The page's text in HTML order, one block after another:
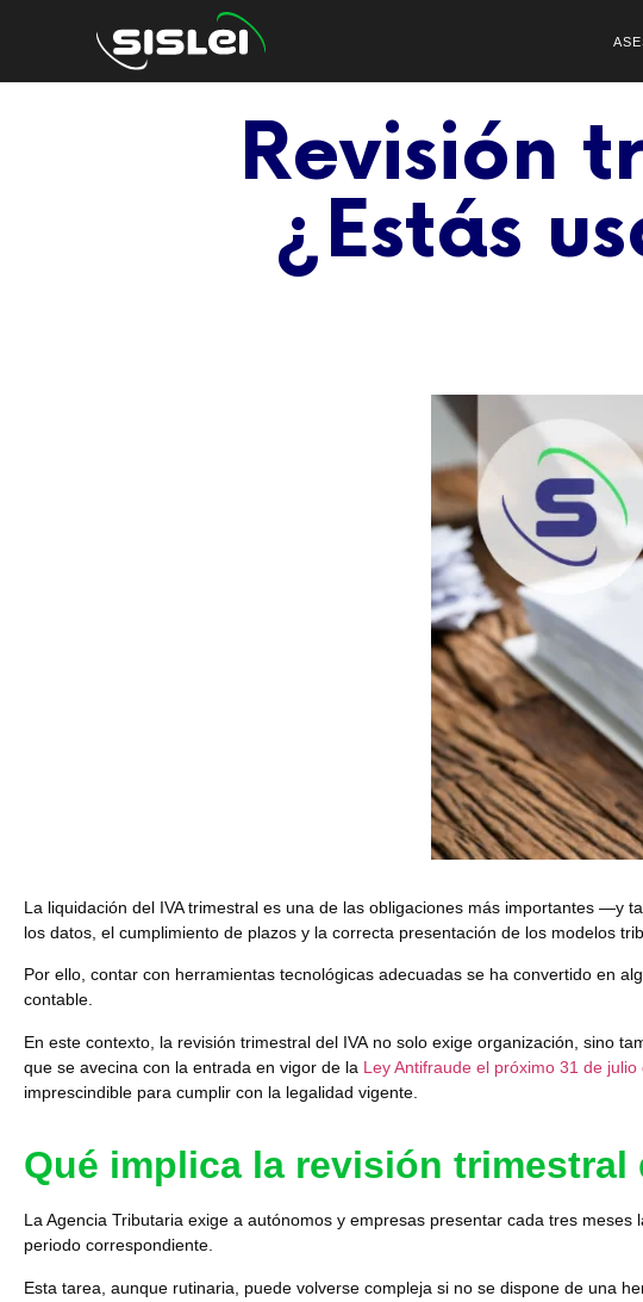
Revisión
¿Estás
La liquidación del IVA trimestral es una de las obligaciones más importantes
los datos, el cumplimiento de plazos y la correcta presentación de los modelos
Por ello, contar con herramientas tecnológicas adecuadas se ha convertido en
contable.
En este contexto, la revisión trimestral del IVA no solo exige organización, sino
que se avecina con la entrada en vigor de la Ley Antifraude el próximo 31 de julio
imprescindible para cumplir con la legalidad vigente.
Qué implica la revisión trimestral
La Agencia Tributaria exige a autónomos y empresas presentar cada tres
periodo correspondiente.
Esta tarea, aunque rutinaria, puede volverse compleja si no se dispone de una